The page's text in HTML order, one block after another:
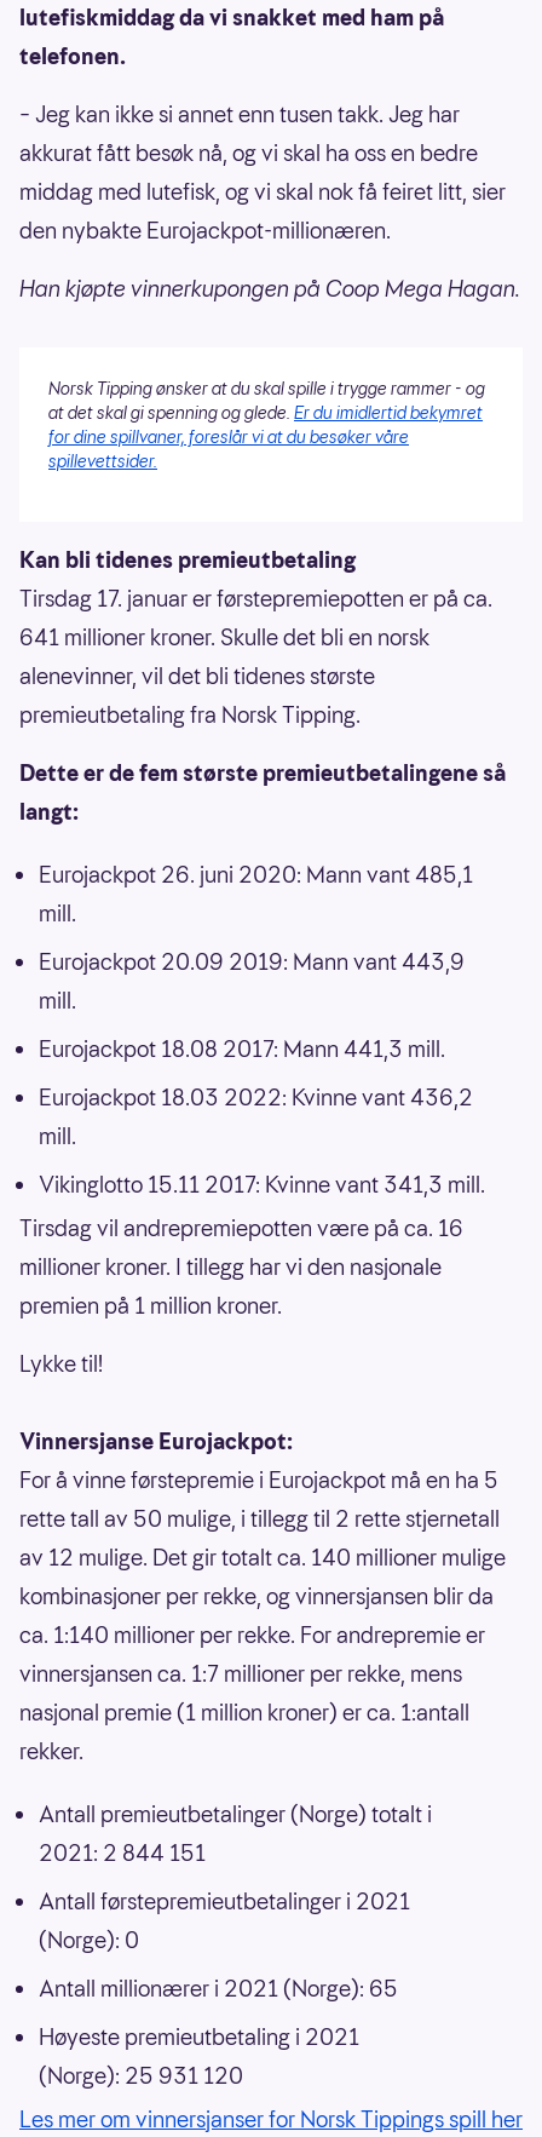
lutefiskmiddag da vi snakket med ham på
telefonen.
– Jeg kan ikke si annet enn tusen takk. Jeg har
akkurat fått besøk nå, og vi skal ha oss en bedre
middag med lutefisk, og vi skal nok få feiret litt, sier
den nybakte Eurojackpot-millionæren.
Han kjøpte vinnerkupongen på Coop Mega Hagan.
Norsk Tipping ønsker at du skal spille i trygge rammer - og
at det skal gi spenning og glede. Er du imidlertid bekymret
for dine spillvaner, foreslår vi at du besøker våre
spillevettsider.
Kan bli tidenes premieutbetaling
Tirsdag 17. januar er førstepremiepotten er på ca.
641 millioner kroner. Skulle det bli en norsk
alenevinner, vil det bli tidenes største
premieutbetaling fra Norsk Tipping.
Dette er de fem største premieutbetalingene så
langt:
Eurojackpot 26. juni 2020: Mann vant 485,1
mill.
Eurojackpot 20.09 2019: Mann vant 443,9
mill.
Eurojackpot 18.08 2017: Mann 441,3 mill.
Eurojackpot 18.03 2022: Kvinne vant 436,2
mill.
Vikinglotto 15.11 2017: Kvinne vant 341,3 mill.
Tirsdag vil andrepremiepotten være på ca. 16
millioner kroner. I tillegg har vi den nasjonale
premien på 1 million kroner.
Lykke til!
Vinnersjanse Eurojackpot:
For å vinne førstepremie i Eurojackpot må en ha 5
rette tall av 50 mulige, i tillegg til 2 rette stjernetall
av 12 mulige. Det gir totalt ca. 140 millioner mulige
kombinasjoner per rekke, og vinnersjansen blir da
ca. 1:140 millioner per rekke. For andrepremie er
vinnersjansen ca. 1:7 millioner per rekke, mens
nasjonal premie (1 million kroner) er ca. 1:antall
rekker.
Antall premieutbetalinger (Norge) totalt i
2021: 2 844 151
Antall førstepremieutbetalinger i 2021
(Norge): 0
Antall millionærer i 2021 (Norge): 65
Høyeste premieutbetaling i 2021
(Norge): 25 931 120
Les mer om vinnersjanser for Norsk Tippings spill her